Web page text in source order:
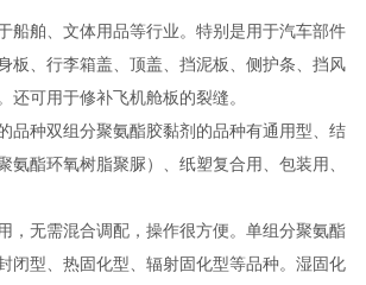
船舶、文体用品等行业。特别是用于汽车部件
板、行李箱盖、顶盖、挡泥板、侧护条、挡风
还可用于修补飞机舱板的裂缝。
品种双组分聚氨酯胶黏剂的品种有通用型、结
氨酯环氧树脂聚脲）、纸塑复合用、包装用、
，无需混合调配，操作很方便。单组分聚氨酯
闭型、热固化型、辐射固化型等品种。湿固化